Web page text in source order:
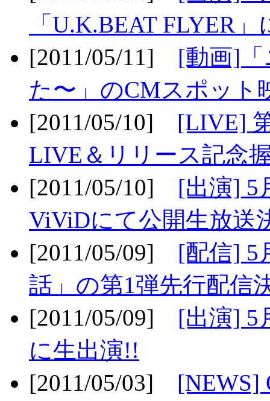
「U.K.BEAT FLYER
[2011/05/11] [動画]
た〜」のCMスポット
[2011/05/10] [LIVE]
LIVE＆リリース記念
[2011/05/10] [出演] 5
ViViDにて公開生放送
[2011/05/09] [配信] 5
話」の第1弾先行配信
[2011/05/09] [出演] 5
に生出演!!
[2011/05/03] [NEWS]